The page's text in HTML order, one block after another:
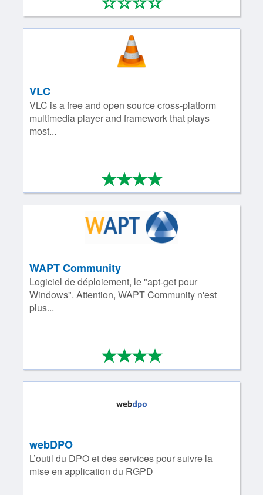
VLC
VLC is a free and open source cross-platform
multimedia player and framework that plays
most...
****
4/4
WAPT Community
Logiciel de déploiement, le "apt-get pour
Windows". Attention, WAPT Community n'est
plus...
****
4/4
webDPO
L’outil du DPO et des services pour suivre la
mise en application du RGPD